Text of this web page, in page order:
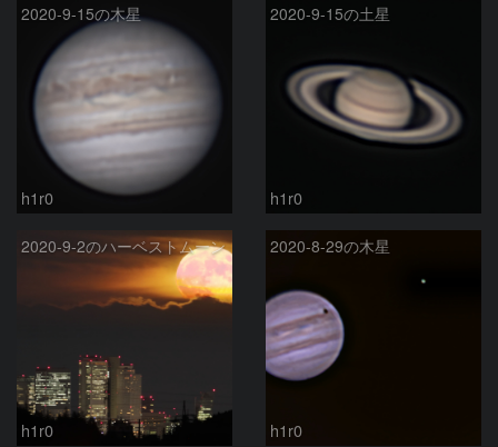
2020-9-15の木星
h1r0
2020-9-15の土星
h1r0
2020-9-2のハーベストムーン
h1r0
2020-8-29の木星
h1r0